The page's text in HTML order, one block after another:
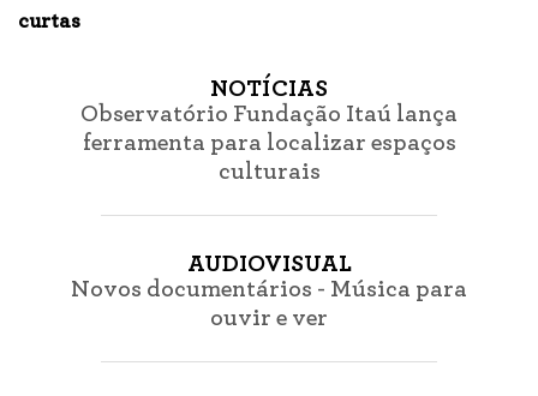
curtas
NOTÍCIAS
Observatório Fundação Itaú lança
ferramenta para localizar espaços
culturais
AUDIOVISUAL
Novos documentários - Música para
ouvir e ver